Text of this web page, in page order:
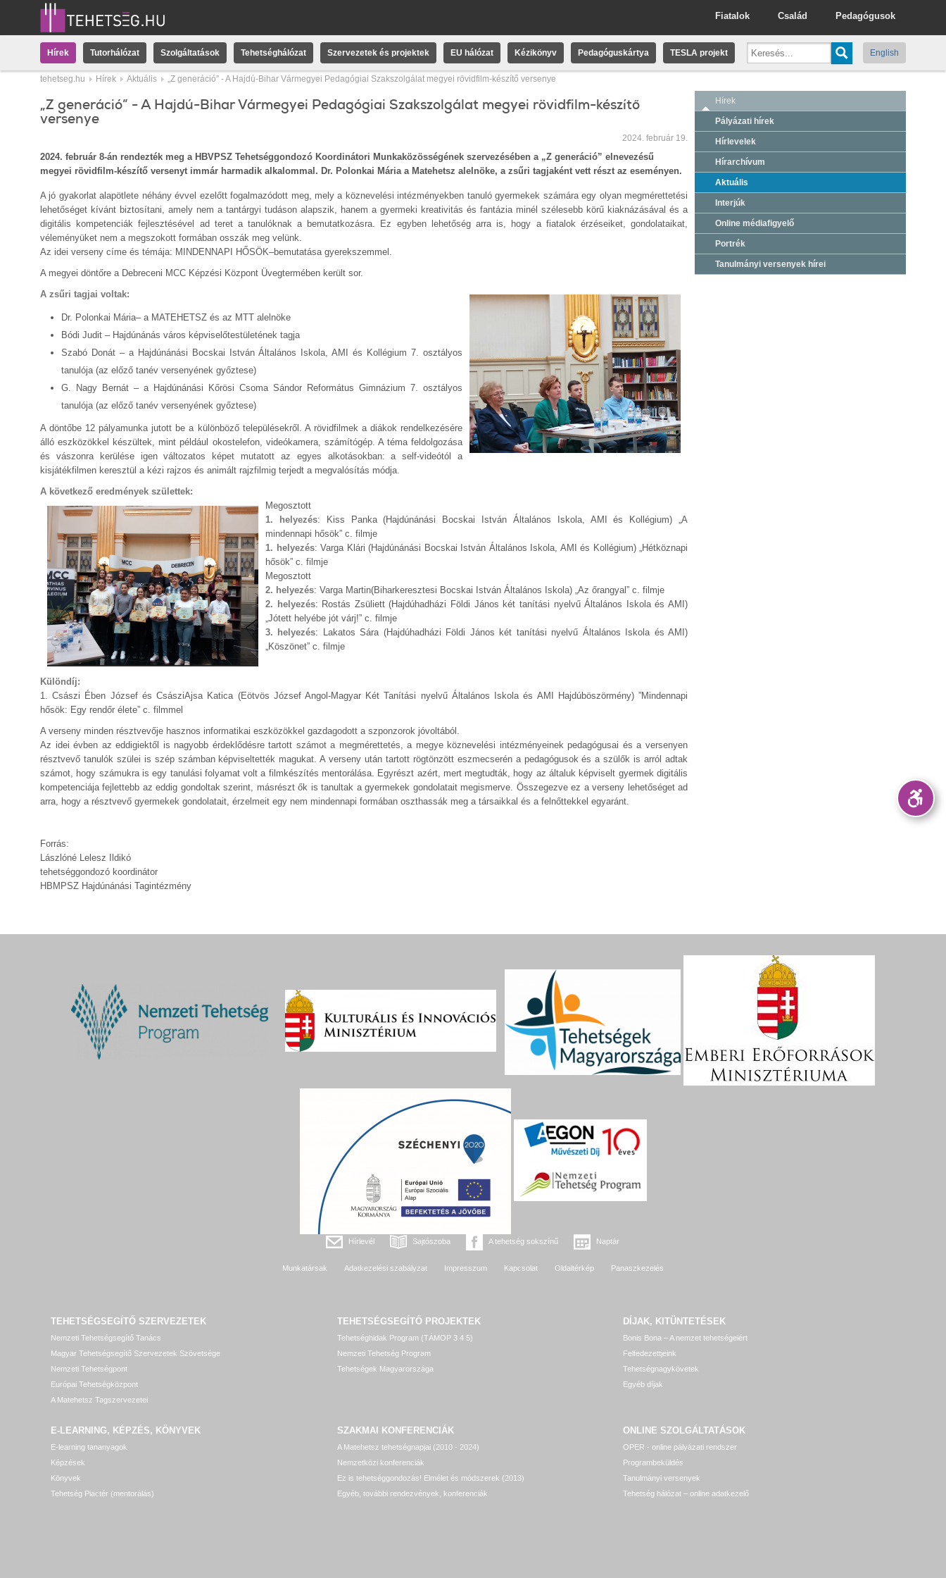
Pedagógusok
Család
Fiatalok
Hírek Tutorhálózat Szolgáltatások Tehetséghálózat Szervezetek és projektek EU hálózat Kézikönyv Pedagóguskártya TESLA projekt English
tehetseg.hu Hírek Aktuális „Z generáció” - A Hajdú-Bihar Vármegyei Pedagógiai Szakszolgálat megyei rövidfilm-készítő versenye
„Z generáció” - A Hajdú-Bihar Vármegyei Pedagógiai Szakszolgálat megyei rövidfilm-készítő
versenye
2024. február 19.
2024. február 8-án rendezték meg a HBVPSZ Tehetséggondozó Koordinátori Munkaközösségének szervezésében a „Z generáció” elnevezésű
megyei rövidfilm-készítő versenyt immár harmadik alkalommal. Dr. Polonkai Mária a Matehetsz alelnöke, a zsűri tagjaként vett részt az eseményen.
A jó gyakorlat alapötlete néhány évvel ezelőtt fogalmazódott meg, mely a köznevelési intézményekben tanuló gyermekek számára egy olyan megmérettetési
lehetőséget kívánt biztosítani, amely nem a tantárgyi tudáson alapszik, hanem a gyermeki kreativitás és fantázia minél szélesebb körű kiaknázásával és a
digitális kompetenciák fejlesztésével ad teret a tanulóknak a bemutatkozásra. Ez egyben lehetőség arra is, hogy a fiatalok érzéseiket, gondolataikat,
véleményüket nem a megszokott formában osszák meg velünk.
Az idei verseny címe és témája: MINDENNAPI HŐSÖK–bemutatása gyerekszemmel.
A megyei döntőre a Debreceni MCC Képzési Központ Üvegtermében került sor.
A zsűri tagjai voltak:
Dr. Polonkai Mária– a MATEHETSZ és az MTT alelnöke
Bódi Judit – Hajdúnánás város képviselőtestületének tagja
Szabó Donát – a Hajdúnánási Bocskai István Általános Iskola, AMI és Kollégium 7. osztályos
tanulója (az előző tanév versenyének győztese)
G. Nagy Bernát – a Hajdúnánási Kőrösi Csoma Sándor Református Gimnázium 7. osztályos
tanulója (az előző tanév versenyének győztese)
A döntőbe 12 pályamunka jutott be a különböző településekről. A rövidfilmek a diákok rendelkezésére
álló eszközökkel készültek, mint például okostelefon, videókamera, számítógép. A téma feldolgozása
és vászonra kerülése igen változatos képet mutatott az egyes alkotásokban: a self-videótól a
kisjátékfilmen keresztül a kézi rajzos és animált rajzfilmig terjedt a megvalósítás módja.
A következő eredmények születtek:
Megosztott
1. helyezés: Kiss Panka (Hajdúnánási Bocskai István Általános Iskola, AMI és Kollégium) „A
mindennapi hősök” c. filmje
1. helyezés: Varga Klári (Hajdúnánási Bocskai István Általános Iskola, AMI és Kollégium) „Hétköznapi
hősök” c. filmje
Megosztott
2. helyezés: Varga Martin(Biharkeresztesi Bocskai István Általános Iskola) „Az őrangyal” c. filmje
2. helyezés: Rostás Zsüliett (Hajdúhadházi Földi János két tanítási nyelvű Általános Iskola és AMI)
„Jótett helyébe jót várj!” c. filmje
3. helyezés:
Lakatos Sára (Hajdúhadházi Földi János két tanítási nyelvű Általános Iskola és AMI)
„Köszönet” c. filmje
Különdíj:
1. Császi Ében József és CsásziAjsa Katica (Eötvös József Angol-Magyar Két Tanítási nyelvű Általános Iskola és AMI Hajdúböszörmény) ”Mindennapi
hősök: Egy rendőr élete” c. filmmel
A verseny minden résztvevője hasznos informatikai eszközökkel gazdagodott a szponzorok jóvoltából.
Az idei évben az eddigiektől is nagyobb érdeklődésre tartott számot a megmérettetés, a megye köznevelési intézményeinek pedagógusai és a versenyen
résztvevő tanulók szülei is szép számban képviseltették magukat. A verseny után tartott rögtönzött eszmecserén a pedagógusok és a szülők is arról adtak
számot, hogy számukra is egy tanulási folyamat volt a filmkészítés mentorálása. Egyrészt azért, mert megtudták, hogy az általuk képviselt gyermek digitális
kompetenciája fejlettebb az eddig gondoltak szerint, másrészt ők is tanultak a gyermekek gondolatait megismerve. Összegezve ez a verseny lehetőséget ad
arra, hogy a résztvevő gyermekek gondolatait, érzelmeit egy nem mindennapi formában oszthassák meg a társaikkal és a felnőttekkel egyaránt.
Forrás:
Lászlóné Lelesz Ildikó
tehetséggondozó koordinátor
HBMPSZ Hajdúnánási Tagintézmény
Hírek
Pályázati hírek
Hírlevelek
Hírarchívum
Aktuális
Interjúk
Online médiafigyelő
Portrék
Tanulmányi versenyek hírei
Hírlevél Sajtószoba A tehetség sokszínű Naptár
Munkatársak Adatkezelési szabályzat Impresszum Kapcsolat Oldaltérkép Panaszkezelés
TEHETSÉGSEGÍTŐ SZERVEZETEK
Nemzeti Tehetségsegítő Tanács
Magyar Tehetségsegítő Szervezetek Szövetsége
Nemzeti Tehetségpont
Európai Tehetségközpont
A Matehetsz Tagszervezetei
TEHETSÉGSEGÍTŐ PROJEKTEK
Tehetséghidak Program (TÁMOP 3.4.5)
Nemzeti Tehetség Program
Tehetségek Magyarországa
DÍJAK, KITÜNTETÉSEK
Bonis Bona – A nemzet tehetségeiért
Felfedezettjeink
Tehetségnagykövetek
Egyéb díjak
E-LEARNING, KÉPZÉS, KÖNYVEK
E-learning tananyagok
Képzések
Könyvek
Tehetség Piactér (mentorálás)
SZAKMAI KONFERENCIÁK
A Matehetsz tehetségnapjai (2010 - 2024)
Nemzetközi konferenciák
Ez is tehetséggondozás! Elmélet és módszerek (2013)
Egyéb, további rendezvények, konferenciák
ONLINE SZOLGÁLTATÁSOK
OPER - online pályázati rendszer
Programbeküldés
Tanulmányi versenyek
Tehetség hálózat – online adatkezelő